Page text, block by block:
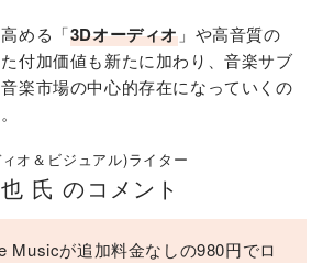
める「3Dオーディオ 」や高音質の
た付加価値も新たに加わり、音楽サブ
楽市場の中心的存在になっていくの
オ＆ビジュアル)ライター
氏 のコメント
Musicが追加料金なしの980円でロ